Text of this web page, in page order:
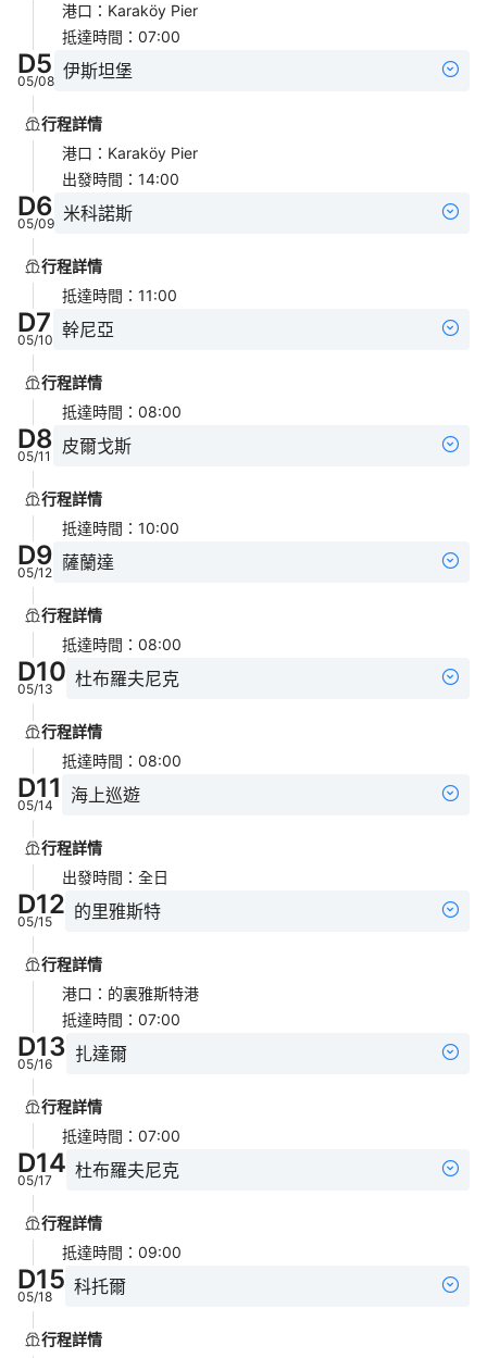
港口 ： Karaköy Pier
抵達時間 ： 07:00
D5
05/08 伊斯坦堡
行程詳情
港口 ： Karaköy Pier
出發時間 ： 14:00
D6
05/09 米科諾斯
行程詳情
抵達時間 ： 11:00
D7
05/10 幹尼亞
行程詳情
抵達時間 ： 08:00
D8
05/11 皮爾戈斯
行程詳情
抵達時間 ： 10:00
D9
05/12 薩蘭達
行程詳情
抵達時間 ： 08:00
D10
05/13 杜布羅夫尼克
行程詳情
抵達時間 ： 08:00
D11
05/14 海上巡遊
行程詳情
出發時間 ： 全日
D12
05/15 的里雅斯特
行程詳情
港口 ： 的裏雅斯特港
抵達時間 ： 07:00
D13
05/16 扎達爾
行程詳情
抵達時間 ： 07:00
D14
05/17 杜布羅夫尼克
行程詳情
抵達時間 ： 09:00
D15
05/18 科托爾
行程詳情